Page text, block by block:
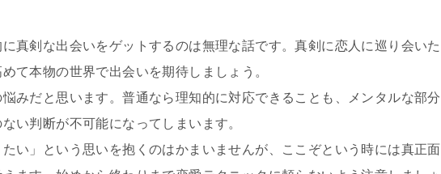
真剣な出会いをゲットするのは無理な話です。真剣に恋人に巡り会いた
て本物の世界で出会いを期待しましょう。
みだと思います。普通なら理知的に対応できることも、メンタルな部分
い判断が不可能になってしまいます。
たい」という思いを抱くのはかまいませんが、ここぞという時には真正面